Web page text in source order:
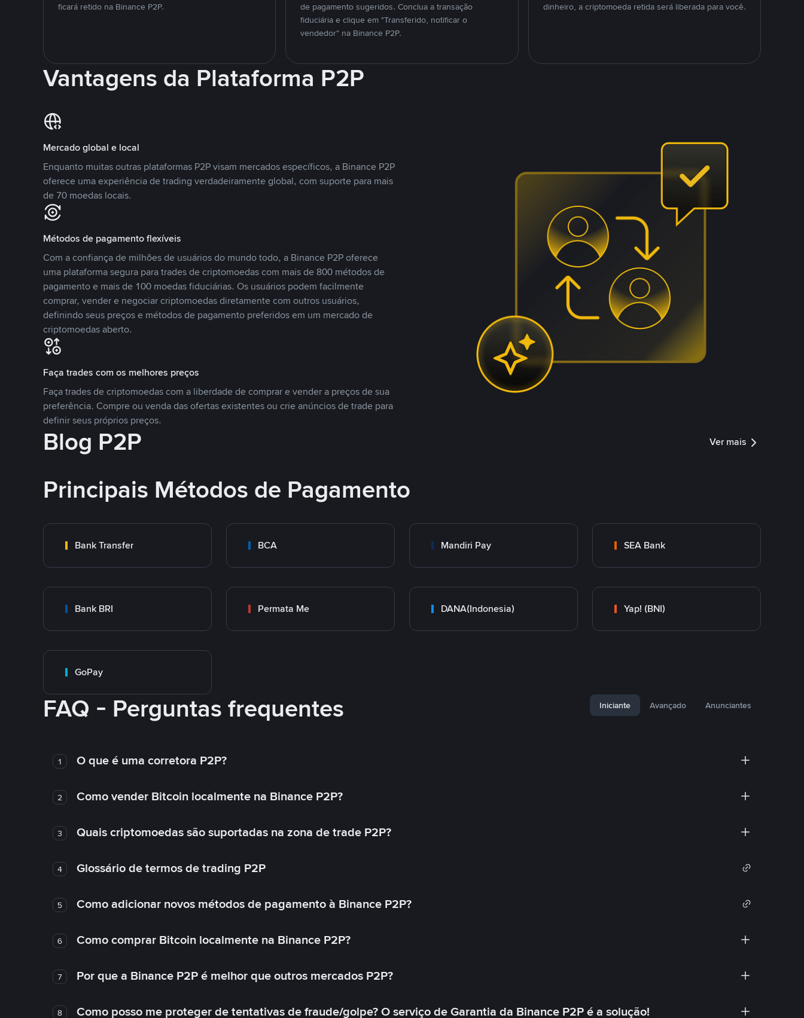
ficará retido na Binance P2P.
de pagamento sugeridos. Conclua a transação
fiduciária e clique em "Transferido, notificar o
vendedor" na Binance P2P.
dinheiro, a criptomoeda retida será liberada para você.
Vantagens da Plataforma P2P
Mercado global e local
Enquanto muitas outras plataformas P2P visam mercados específicos, a Binance P2P
oferece uma experiência de trading verdadeiramente global, com suporte para mais
de 70 moedas locais.
Métodos de pagamento flexíveis
Com a confiança de milhões de usuários do mundo todo, a Binance P2P oferece
uma plataforma segura para trades de criptomoedas com mais de 800 métodos de
pagamento e mais de 100 moedas fiduciárias. Os usuários podem facilmente
comprar, vender e negociar criptomoedas diretamente com outros usuários,
definindo seus preços e métodos de pagamento preferidos em um mercado de
criptomoedas aberto.
Faça trades com os melhores preços
Faça trades de criptomoedas com a liberdade de comprar e vender a preços de sua
preferência. Compre ou venda das ofertas existentes ou crie anúncios de trade para
definir seus próprios preços.
Blog P2P Ver mais
Principais Métodos de Pagamento
Bank Transfer BCA Mandiri Pay SEA Bank
Bank BRI Permata Me DANA(Indonesia) Yap! (BNI)
GoPay
FAQ - Perguntas frequentes Iniciante Avançado Anunciantes
1 O que é uma corretora P2P?
2 Como vender Bitcoin localmente na Binance P2P?
3 Quais criptomoedas são suportadas na zona de trade P2P?
4 Glossário de termos de trading P2P
5 Como adicionar novos métodos de pagamento à Binance P2P?
6 Como comprar Bitcoin localmente na Binance P2P?
7 Por que a Binance P2P é melhor que outros mercados P2P?
8 Como posso me proteger de tentativas de fraude/golpe? O serviço de Garantia da Binance P2P é a solução!